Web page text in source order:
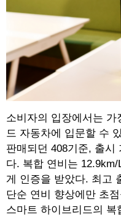
소비자의 입장에서는 가
드 자동차에 입문할 수
판매되던 408기준, 출시
다. 복합 연비는
게 인증을 받았다. 최고
단순 연비 향상에만 초
스마트 하이브리드의